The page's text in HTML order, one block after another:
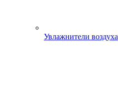
Увлажнители воздуха